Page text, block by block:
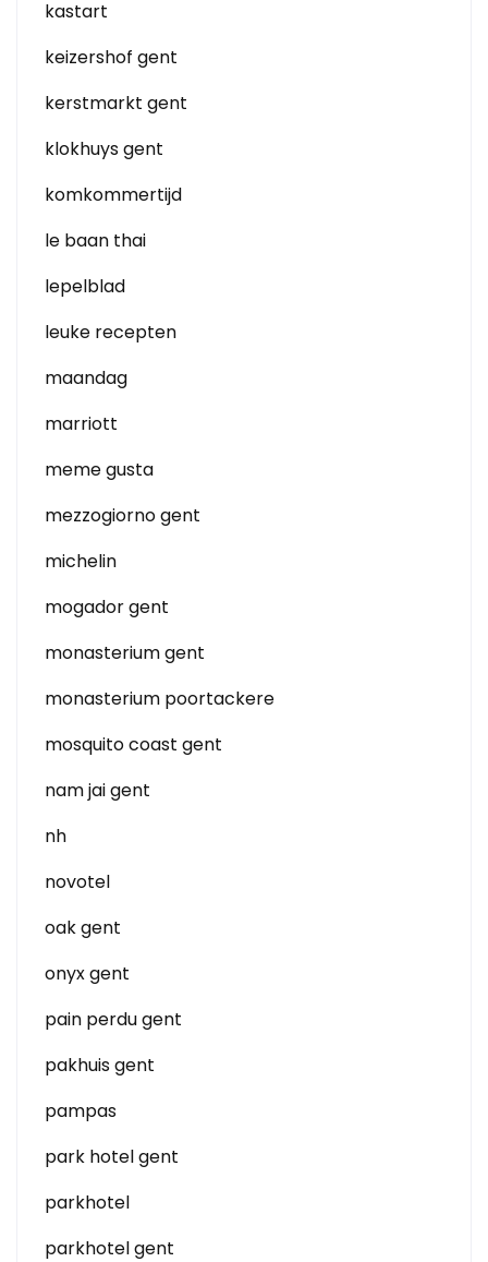
kastart
keizershof gent
kerstmarkt gent
klokhuys gent
komkommertijd
le baan thai
lepelblad
leuke recepten
maandag
marriott
meme gusta
mezzogiorno gent
michelin
mogador gent
monasterium gent
monasterium poortackere
mosquito coast gent
nam jai gent
nh
novotel
oak gent
onyx gent
pain perdu gent
pakhuis gent
pampas
park hotel gent
parkhotel
parkhotel gent